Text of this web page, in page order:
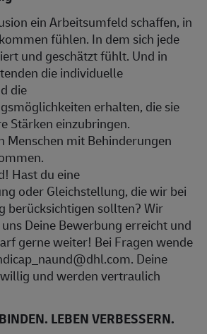
ein Arbeitsumfeld schaffen, in
fühlen. In dem sich jede
und geschätzt fühlt. Und in
die individuelle
die
erhalten, die sie
Stärken einzubringen.
Menschen mit Behinderungen
Hast du eine
oder Gleichstellung, die wir bei
berücksichtigen sollten? Wir
Deine Bewerbung erreicht und
gerne weiter! Bei Fragen wende
Deine
und werden vertraulich
LEBEN VERBESSERN.